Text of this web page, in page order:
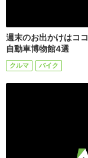
週末のお出かけはコ
自動車博物館4選
クルマ バイク